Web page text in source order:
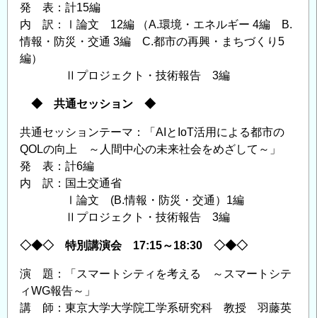
発 表：計15編
内 訳：Ⅰ論文 12編 （A.環境・エネルギー 4編 B.
情報・防災・交通 3編 C.都市の再興・まちづくり5
編）
Ⅱプロジェクト・技術報告 3編
◆ 共通セッション ◆
共通セッションテーマ：「AIとIoT活用による都市の
QOLの向上 ～人間中心の未来社会をめざして～」
発 表：計6編
内 訳：国土交通省
Ⅰ論文 (B.情報・防災・交通）1編
Ⅱプロジェクト・技術報告 3編
◇◆◇ 特別講演会 17:15～18:30 ◇◆◇
演 題：「スマートシティを考える ～スマートシテ
ィWG報告～」
講 師：東京大学大学院工学系研究科 教授 羽藤英